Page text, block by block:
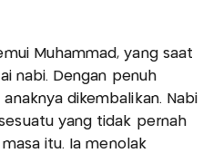
Muhammad, yang saat
nabi. Dengan penuh
dikembalikan. Nabi
yang tidak pernah
itu. Ia menolak